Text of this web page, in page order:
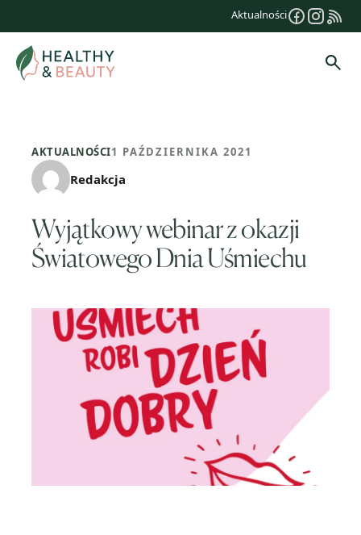
treści
Aktualności
AKTUALNOŚCI1 PAŹDZIERNIKA 2021
Redakcja
Wyjątkowy webinar z okazji
Światowego Dnia Uśmiechu